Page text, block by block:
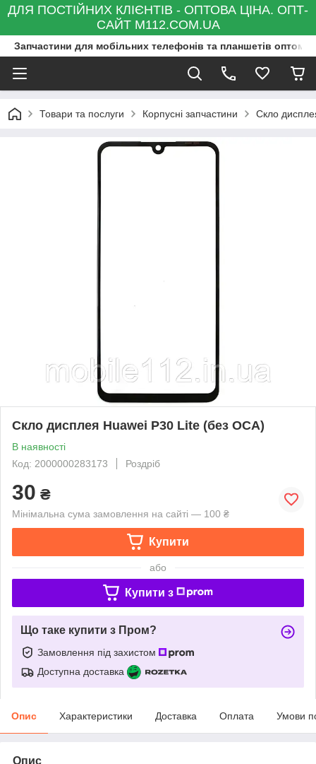
ДЛЯ ПОСТІЙНИХ КЛІЄНТІВ - ОПТОВА ЦІНА. ОПТ-
САЙТ M112.COM.UA
Запчастини для мобільних телефонів та планшетів оптом
Товари та послуги Корпусні запчастини Скло
Скло дисплея Huawei P30 Lite (без OCA)
В наявності
Код: 2000000283173
Роздріб
30 ₴
Мінімальна сума замовлення на сайті — 100 ₴
Купити
або
Купити з
Що таке купити з Пром?
Замовлення під захистом
Доступна доставка
Опис Характеристики Доставка Оплата Умови
Опис